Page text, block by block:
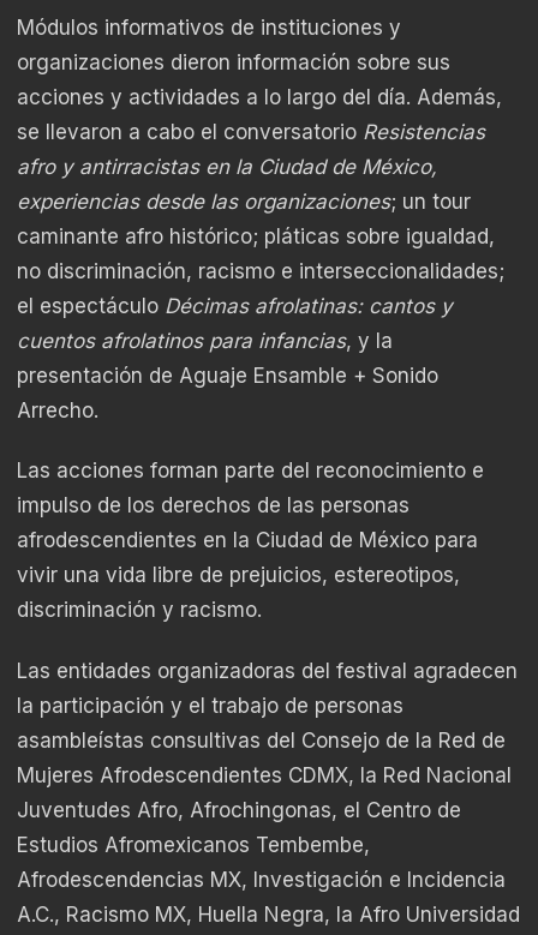
Módulos informativos de instituciones y
organizaciones dieron información sobre sus
acciones y actividades a lo largo del día. Además,
se llevaron a cabo el conversatorio Resistencias
afro y antirracistas en la Ciudad de México,
experiencias desde las organizaciones; un tour
caminante afro histórico; pláticas sobre igualdad,
no discriminación, racismo e interseccionalidades;
el espectáculo Décimas afrolatinas: cantos y
cuentos afrolatinos para infancias, y la
presentación de Aguaje Ensamble + Sonido
Arrecho.
Las acciones forman parte del reconocimiento e
impulso de los derechos de las personas
afrodescendientes en la Ciudad de México para
vivir una vida libre de prejuicios, estereotipos,
discriminación y racismo.
Las entidades organizadoras del festival agradecen
la participación y el trabajo de personas
asambleístas consultivas del Consejo de la Red de
Mujeres Afrodescendientes CDMX, la Red Nacional
Juventudes Afro, Afrochingonas, el Centro de
Estudios Afromexicanos Tembembe,
Afrodescendencias MX, Investigación e Incidencia
A.C., Racismo MX, Huella Negra, la Afro Universidad